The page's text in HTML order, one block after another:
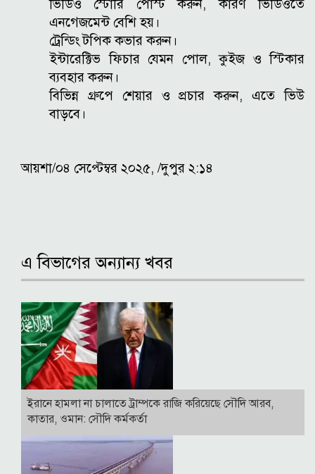
ভিডিও স্টোরি পোস্ট করুন, কারণ ভিডিওতে
এনগেজমেন্ট বেশি হয়।
ট্রেন্ডিং টপিক কভার করুন।
ইন্টারেক্টিভ ফিচার যেমন পোল, কুইজ ও স্টিকার
ব্যবহার করুন।
বিভিন্ন গ্রুপে শেয়ার ও প্রচার করুন, এতে ভিউ
বাড়বে।
আয়শা/০৪ সেপ্টেম্বর ২০২৫, /দুপুর ২:১৪
এ বিভাগের অন্যান্য খবর
ইরানে হামলা না চালাতে ট্রাম্পকে রাজি করিয়েছে সৌদি আরব,
কাতার, ওমান: সৌদি কর্মকর্তা